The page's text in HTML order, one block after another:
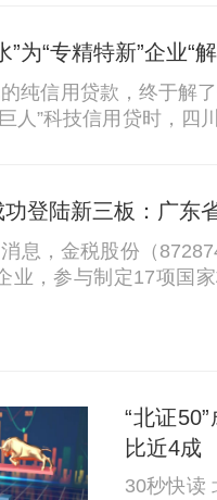
”为“专精特新”企业“
纯信用贷款，终于解
”科技信用贷时，四川
登陆新三板：广东
息，金税股份（
业，参与制定17项国
“北证
比近4成
30秒快读 北证50选取北交所市场最具代表性的50只成份股，“首